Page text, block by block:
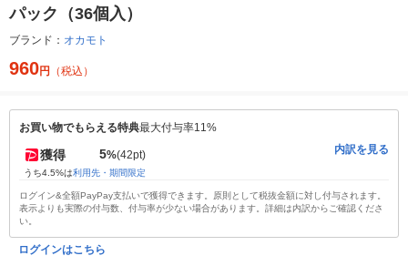
パック（36個入）
ブランド： オカモト
960円 （税込）
お買い物でもらえる特典最大付与率11%
獲得 5%(42pt)
うち4.5%は利用先・期間限定
内訳を見る
ログイン&全額PayPay支払いで獲得できます。原則として税抜金額に対し付与されます。
表示よりも実際の付与数、付与率が少ない場合があります。詳細は内訳からご確認くださ
い。
ログインはこちら